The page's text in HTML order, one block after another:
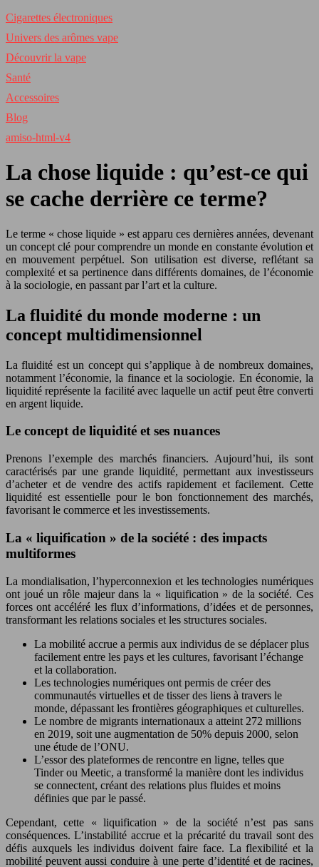
Cigarettes électroniques
Univers des arômes vape
Découvrir la vape
Santé
Accessoires
Blog
amiso-html-v4
La chose liquide : qu’est-ce qui
se cache derrière ce terme?
Le terme « chose liquide » est apparu ces dernières années, devenant
un concept clé pour comprendre un monde en constante évolution et
en mouvement perpétuel. Son utilisation est diverse, reflétant sa
complexité et sa pertinence dans différents domaines, de l’économie
à la sociologie, en passant par l’art et la culture.
La fluidité du monde moderne : un
concept multidimensionnel
La fluidité est un concept qui s’applique à de nombreux domaines,
notamment l’économie, la finance et la sociologie. En économie, la
liquidité représente la facilité avec laquelle un actif peut être converti
en argent liquide.
Le concept de liquidité et ses nuances
Prenons l’exemple des marchés financiers. Aujourd’hui, ils sont
caractérisés par une grande liquidité, permettant aux investisseurs
d’acheter et de vendre des actifs rapidement et facilement. Cette
liquidité est essentielle pour le bon fonctionnement des marchés,
favorisant le commerce et les investissements.
La « liquification » de la société : des impacts
multiformes
La mondialisation, l’hyperconnexion et les technologies numériques
ont joué un rôle majeur dans la « liquification » de la société. Ces
forces ont accéléré les flux d’informations, d’idées et de personnes,
transformant les relations sociales et les structures sociales.
La mobilité accrue a permis aux individus de se déplacer plus
facilement entre les pays et les cultures, favorisant l’échange
et la collaboration.
Les technologies numériques ont permis de créer des
communautés virtuelles et de tisser des liens à travers le
monde, dépassant les frontières géographiques et culturelles.
Le nombre de migrants internationaux a atteint 272 millions
en 2019, soit une augmentation de 50% depuis 2000, selon
une étude de l’ONU.
L’essor des plateformes de rencontre en ligne, telles que
Tinder ou Meetic, a transformé la manière dont les individus
se connectent, créant des relations plus fluides et moins
définies que par le passé.
Cependant, cette « liquification » de la société n’est pas sans
conséquences. L’instabilité accrue et la précarité du travail sont des
défis auxquels les individus doivent faire face. La flexibilité et la
mobilité peuvent aussi conduire à une perte d’identité et de racines,